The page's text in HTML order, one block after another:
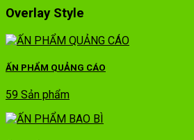
Overlay Style
ẤN PHẨM QUẢNG CÁO
59 Sản phẩm